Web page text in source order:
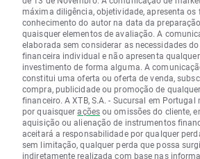
máxima diligência, objetividade, apresenta os
conhecimento do autor na data da
quaisquer elementos de avaliação. A
elaborada sem considerar as necessidades
financeira individual e não apresenta
investimento de forma alguma. A
constitui uma oferta ou oferta de venda,
compra, publicidade ou promoção de
financeiro. A XTB, S.A. - Sucursal em
por quaisqueraçõesou omissões do cliente,
aquisição ou alienação de instrumentos
aceitará a responsabilidade por qualquer
sem limitação, qualquer perda que possa
indiretamente realizada com base nas